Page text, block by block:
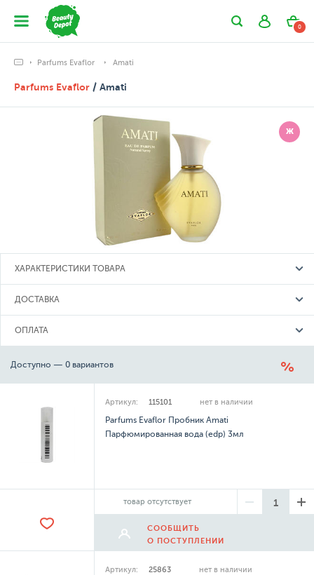
0
Parfums Evaflor Amati
Parfums Evaflor / Amati
Ж
ХАРАКТЕРИСТИКИ ТОВАРА
ДОСТАВКА
ОПЛАТА
Доступно — 0 вариантов
Артикул: 115101 нет в наличии
Parfums Evaflor Пробник Amati
Парфюмированная вода (edp) 3мл
товар отсутствует
СООБЩИТЬ
О ПОСТУПЛЕНИИ
Артикул: 25863 нет в наличии